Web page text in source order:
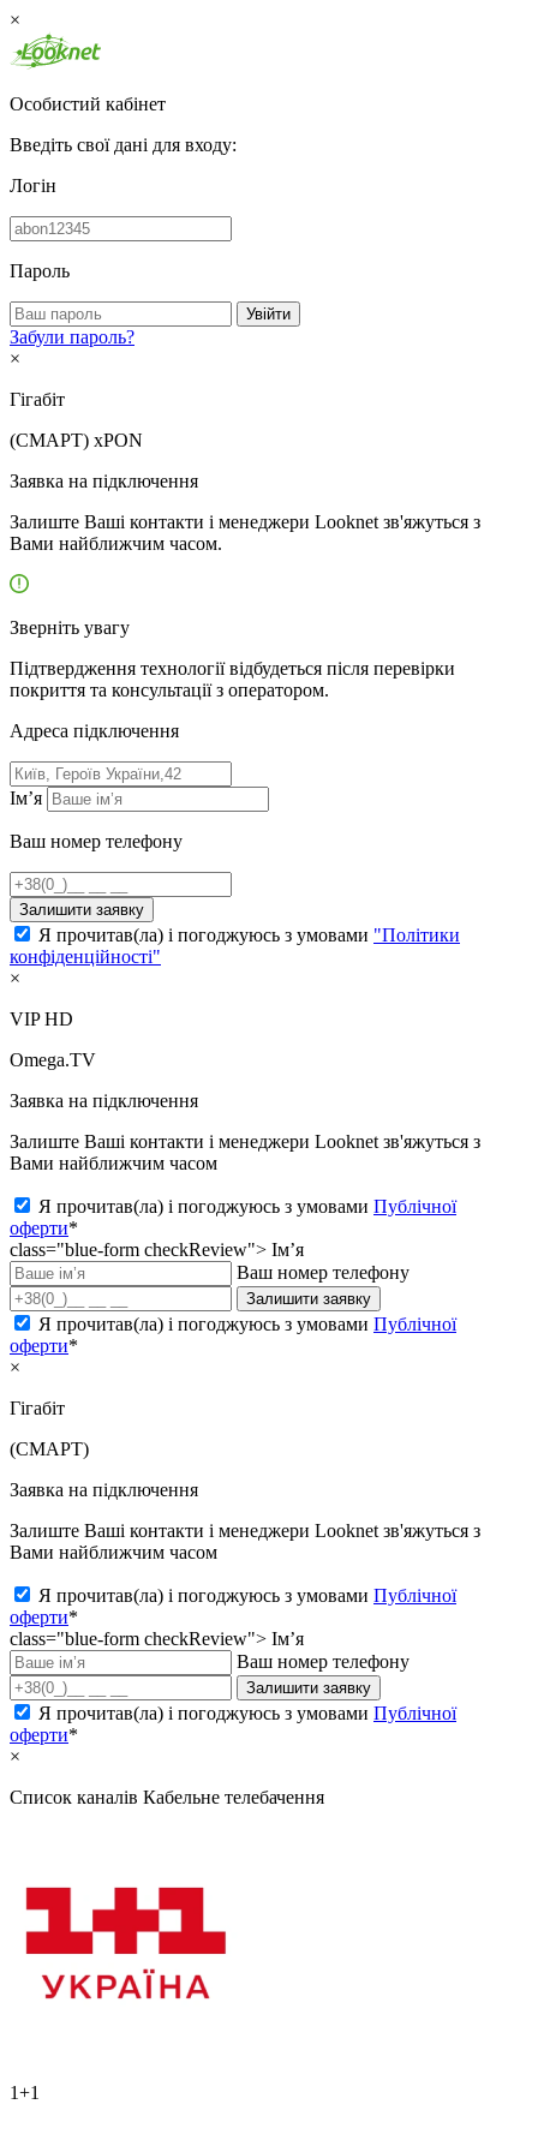
×
Особистий кабінет
Введіть свої дані для входу:
Логін
Пароль
Увійти
Забули пароль?
×
Гігабіт
(СМАРТ) xPON
Заявка на підключення
Залиште Ваші контакти і менеджери Looknet зв'яжуться з
Вами найближчим часом.
Зверніть увагу
Підтвердження технології відбудеться після перевірки
покриття та консультації з оператором.
Адресa підключення
Ім’я
Ваш номер телефону
Залишити заявку
Я прочитав(ла) і погоджуюсь з умовами "Політики
конфіденційності"
×
VIP HD
Omega.TV
Заявка на підключення
Залиште Ваші контакти і менеджери Looknet зв'яжуться з
Вами найближчим часом
Я прочитав(ла) і погоджуюсь з умовами Публічної
оферти*
class="blue-form checkReview"> Ім’я
Ваш номер телефону
Залишити заявку
Я прочитав(ла) і погоджуюсь з умовами Публічної
оферти*
×
Гігабіт
(СМАРТ)
Заявка на підключення
Залиште Ваші контакти і менеджери Looknet зв'яжуться з
Вами найближчим часом
Я прочитав(ла) і погоджуюсь з умовами Публічної
оферти*
class="blue-form checkReview"> Ім’я
Ваш номер телефону
Залишити заявку
Я прочитав(ла) і погоджуюсь з умовами Публічної
оферти*
×
Список каналів Кабельне телебачення
1+1